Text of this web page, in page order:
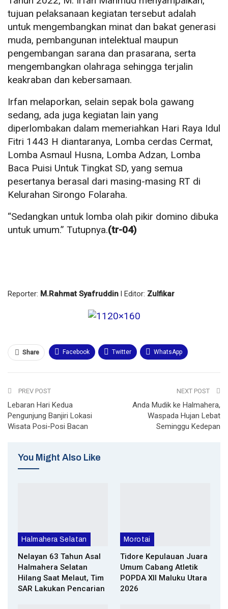
tujuan pelaksanaan kegiatan tersebut adalah
untuk mengembangkan minat dan bakat generasi
muda, pembangunan intelektual maupun
pengembangan sarana dan prasarana, serta
mengembangkan olahraga sehingga terjalin
keakraban dan kebersamaan.
Irfan melaporkan, selain sepak bola gawang
sedang, ada juga kegiatan lain yang
diperlombakan dalam memeriahkan Hari Raya Idul
Fitri 1443 H diantaranya, Lomba cerdas Cermat,
Lomba Asmaul Husna, Lomba Adzan, Lomba
Baca Puisi Untuk Tingkat SD, yang semua
pesertanya berasal dari masing-masing RT di
Kelurahan Sirongo Folaraha.
“Sedangkan untuk lomba olah pikir domino dibuka
untuk umum.” Tutupnya.(tr-04)
Reporter: M.Rahmat Syafruddin l Editor: Zulfikar
Share Facebook Twitter WhatsApp
PREV POST
Lebaran Hari Kedua
Pengunjung Banjiri Lokasi
Wisata Posi-Posi Bacan
NEXT POST
Anda Mudik ke Halmahera,
Waspada Hujan Lebat
Seminggu Kedepan
You Might Also Like
Halmahera Selatan
Nelayan 63 Tahun Asal
Halmahera Selatan
Hilang Saat Melaut, Tim
SAR Lakukan Pencarian
Morotai
Tidore Kepulauan Juara
Umum Cabang Atletik
POPDA XII Maluku Utara
2026